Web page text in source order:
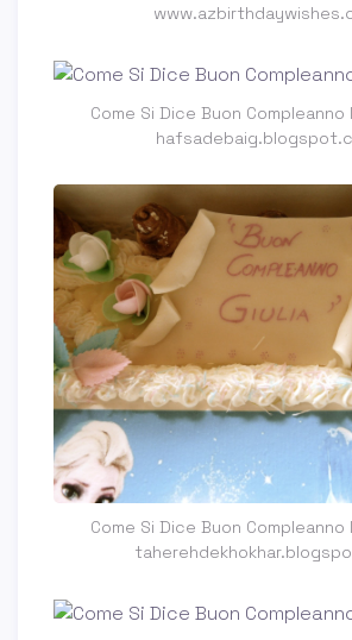
Come Si Dice Buon Compleanno
Come Si Dice Buon Compleanno